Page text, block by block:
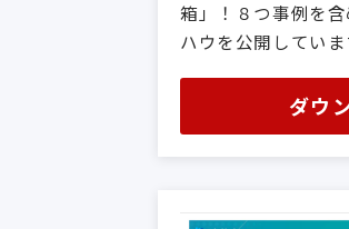
箱」！８つ事例を
ハウを公開していま
ダウ